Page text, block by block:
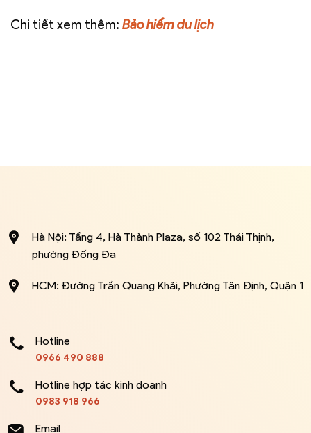
Chi tiết xem thêm: Bảo hiểm du lịch
Hà Nội: Tầng 4, Hà Thành Plaza, số 102 Thái Thịnh,
phường Đống Đa
HCM: Đường Trần Quang Khải, Phường Tân Định, Quận 1
Hotline
0966 490 888
Hotline hợp tác kinh doanh
0983 918 966
Email